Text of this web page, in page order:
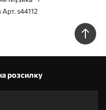
s44112
розсилку